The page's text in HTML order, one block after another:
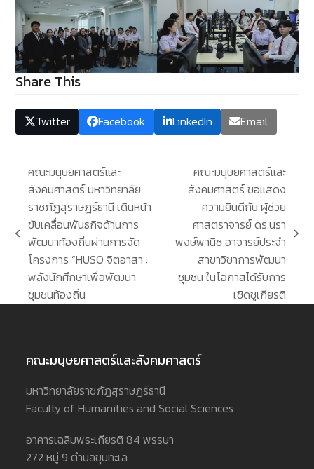
Share This
Twitter Facebook LinkedIn Email
previous
post:
คณะมนุษยศาสตร์และ
สังคมศาสตร์ มหาวิทยาลัย
ราชภัฏสุราษฎร์ธานี เดินหน้า
ขับเคลื่อนพันธกิจด้านการ
พัฒนาท้องถิ่นผ่านการจัด
โครงการ “HUSO จิตอาสา :
พลังนักศึกษาเพื่อพัฒนา
ชุมชนท้องถิ่น
next
คณะมนุษยศาสตร์และ
สังคมศาสตร์ ขอแสดง
ความยินดีกับ ผู้ช่วย
ศาสตราจารย์ ดร.นรา
พงษ์พานิช อาจารย์ประจำ
สาขาวิชาการพัฒนา
ชุมชน ในโอกาสได้รับการ
เชิดชูเกียรติ
คณะมนุษยศาสตร์และสังคมศาสตร์
มหาวิทยาลัยราชภัฏสุราษฎร์ธานี
Faculty of Humanities and Social Sciences
อาคารเฉลิมพระเกียรติ 84 พรรษา
272 หมู่ 9 ตำบลขุนทะเล